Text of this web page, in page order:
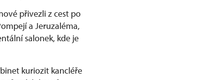
přivezli z cest po
a Jeruzaléma,
salonek, kde je
kuriozit kancléře